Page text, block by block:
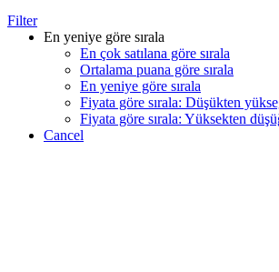
Filter
En yeniye göre sırala
En çok satılana göre sırala
Ortalama puana göre sırala
En yeniye göre sırala
Fiyata göre sırala: Düşükten
Fiyata göre sırala: Yüksekten
Cancel